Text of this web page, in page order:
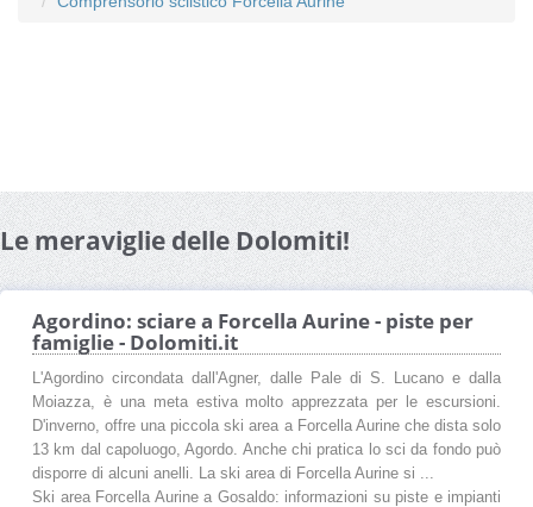
Le meraviglie delle Dolomiti!
Agordino: sciare a Forcella Aurine - piste per
famiglie - Dolomiti.it
L'Agordino circondata dall'Agner, dalle Pale di S. Lucano e dalla
Moiazza, è una meta estiva molto apprezzata per le escursioni.
D'inverno, offre una piccola ski area a Forcella Aurine che dista solo
13 km dal capoluogo, Agordo. Anche chi pratica lo sci da fondo può
disporre di alcuni anelli. La ski area di Forcella Aurine si ...
Ski area Forcella Aurine a Gosaldo: informazioni su piste e impianti